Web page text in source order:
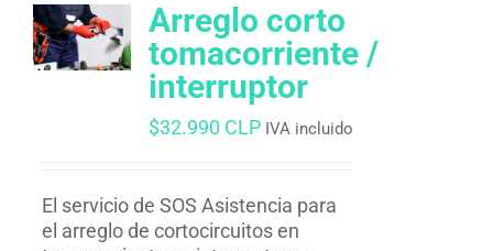
Arreglo corto
tomacorriente /
interruptor
$32.990 CLP IVA incluido
El servicio de SOS Asistencia para
el arreglo de cortocircuitos en